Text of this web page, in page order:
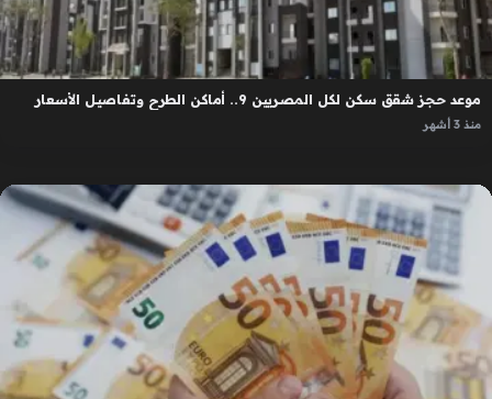
موعد حجز شقق سكن لكل المصريين 9.. أماكن الطرح وتفاصيل الأسعار
منذ 3 أشهر